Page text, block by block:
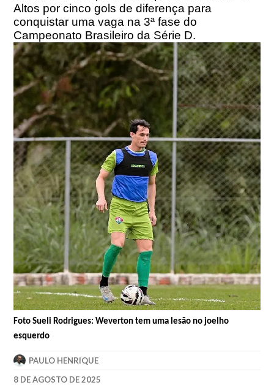
Altos por cinco gols de diferença para
conquistar uma vaga na 3ª fase do
Campeonato Brasileiro da Série D.
Foto Sueli Rodrigues: Weverton tem uma lesão no joelho
esquerdo
PAULO HENRIQUE
8 DE AGOSTO DE 2025